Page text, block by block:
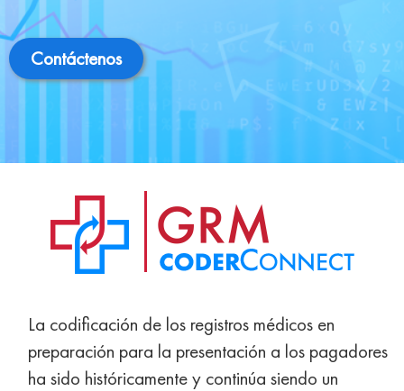
Contáctenos
La codificación de los registros médicos en
preparación para la presentación a los pagadores
ha sido históricamente y continúa siendo un